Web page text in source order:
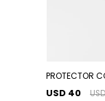
PROTECTOR
USD 40